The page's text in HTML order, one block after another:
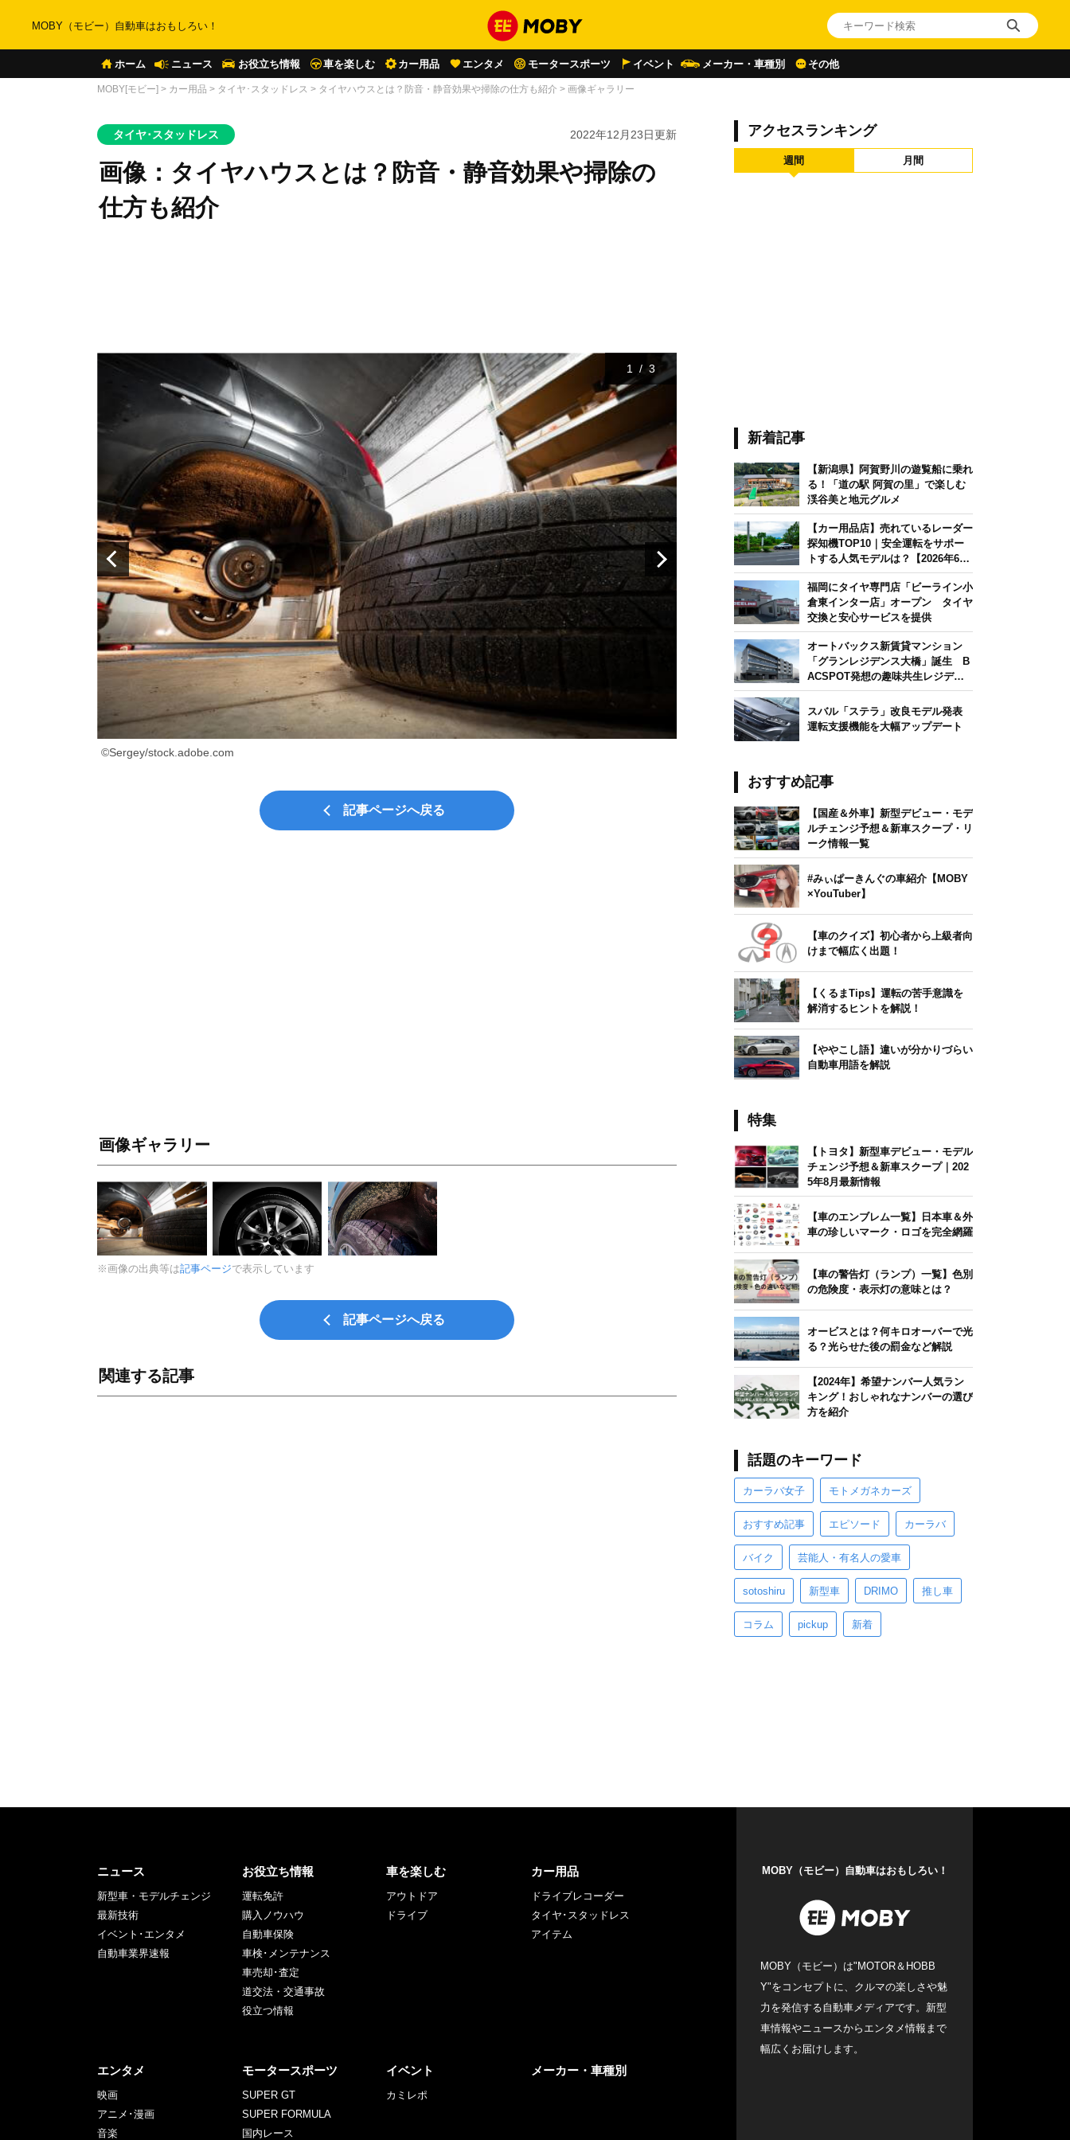
MOBY（モビー）自動車はおもしろい！
ホーム ニュース お役立ち情報 車を楽しむ カー用品 エンタメ モータースポーツ イベント メーカー・車種別 その他
MOBY[モビー] > カー用品 > タイヤ･スタッドレス > タイヤハウスとは？防音・静音効果や掃除の仕方も紹介 > 画像ギャラリー
タイヤ･スタッドレス 2022年12月23日更新
画像：タイヤハウスとは？防音・静音効果や掃除の
仕方も紹介
©Sergey/stock.adobe.com
1 / 3
記事ページへ戻る
画像ギャラリー
※画像の出典等は記事ページで表示しています
記事ページへ戻る
関連する記事
アクセスランキング
週間 月間
新着記事
【新潟県】阿賀野川の遊覧船に乗れ
る！「道の駅 阿賀の里」で楽しむ
渓谷美と地元グルメ
【カー用品店】売れているレーダー
探知機TOP10｜安全運転をサポー
トする人気モデルは？【2026年6月
版】
福岡にタイヤ専門店「ビーライン小
倉東インター店」オープン タイヤ
交換と安心サービスを提供
オートバックス新賃貸マンション
「グランレジデンス大橋」誕生 B
ACSPOT発想の趣味共生レジデン
ス
スバル「ステラ」改良モデル発表
運転支援機能を大幅アップデート
おすすめ記事
【国産＆外車】新型デビュー・モデ
ルチェンジ予想＆新車スクープ・リ
ーク情報一覧
#みぃぱーきんぐの車紹介【MOBY
×YouTuber】
【車のクイズ】初心者から上級者向
けまで幅広く出題！
【くるまTips】運転の苦手意識を
解消するヒントを解説！
【ややこし語】違いが分かりづらい
自動車用語を解説
特集
【トヨタ】新型車デビュー・モデル
チェンジ予想＆新車スクープ｜202
5年8月最新情報
【車のエンブレム一覧】日本車＆外
車の珍しいマーク・ロゴを完全網羅
【車の警告灯（ランプ）一覧】色別
の危険度・表示灯の意味とは？
オービスとは？何キロオーバーで光
る？光らせた後の罰金など解説
【2024年】希望ナンバー人気ラン
キング！おしゃれなナンバーの選び
方を紹介
話題のキーワード
カーラバ女子 モトメガネカーズ
おすすめ記事 エピソード カーラバ
バイク 芸能人・有名人の愛車
sotoshiru 新型車 DRIMO 推し車
コラム pickup 新着
ニュース
新型車・モデルチェンジ
最新技術
イベント･エンタメ
自動車業界速報
お役立ち情報
運転免許
購入ノウハウ
自動車保険
車検･メンテナンス
車売却･査定
道交法・交通事故
役立つ情報
車を楽しむ
アウトドア
ドライブ
カー用品
ドライブレコーダー
タイヤ･スタッドレス
アイテム
エンタメ
映画
アニメ･漫画
音楽
モータースポーツ
SUPER GT
SUPER FORMULA
国内レース
イベント
カミレポ
メーカー・車種別
MOBY（モビー）自動車はおもしろい！
MOBY（モビー）は"MOTOR＆HOBB
Y"をコンセプトに、クルマの楽しさや魅
力を発信する自動車メディアです。新型
車情報やニュースからエンタメ情報まで
幅広くお届けします。